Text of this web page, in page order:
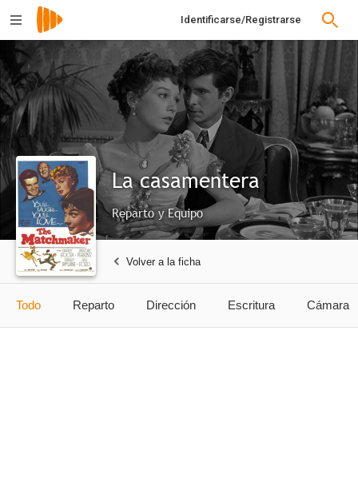
Identificarse/Registrarse
La casamentera
Reparto y Equipo
Volver a la ficha
Todo Reparto Dirección Escritura Cámara